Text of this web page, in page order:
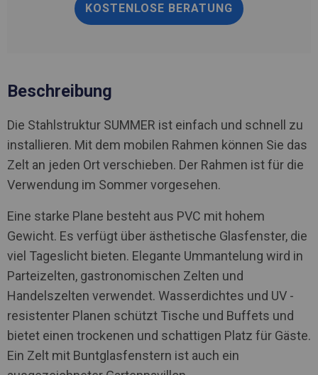
KOSTENLOSE BERATUNG
Beschreibung
Die Stahlstruktur SUMMER ist einfach und schnell zu
installieren. Mit dem mobilen Rahmen können Sie das
Zelt an jeden Ort verschieben. Der Rahmen ist für die
Verwendung im Sommer vorgesehen.
Eine starke Plane besteht aus PVC mit hohem
Gewicht. Es verfügt über ästhetische Glasfenster, die
viel Tageslicht bieten. Elegante Ummantelung wird in
Parteizelten, gastronomischen Zelten und
Handelszelten verwendet. Wasserdichtes und UV -
resistenter Planen schützt Tische und Buffets und
bietet einen trockenen und schattigen Platz für Gäste.
Ein Zelt mit Buntglasfenstern ist auch ein